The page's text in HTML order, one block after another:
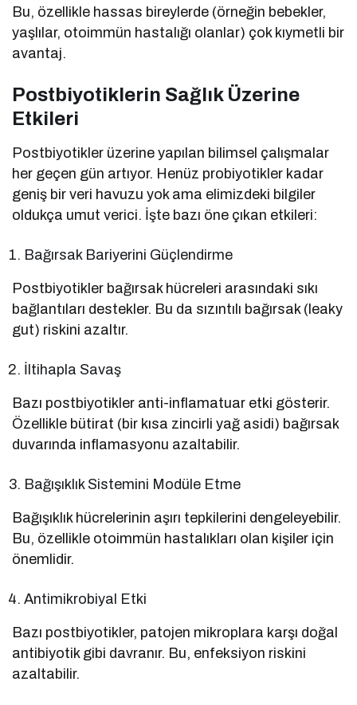
Bu, özellikle hassas bireylerde (örneğin bebekler,
yaşlılar, otoimmün hastalığı olanlar) çok kıymetli bir
avantaj.
Postbiyotiklerin Sağlık Üzerine
Etkileri
Postbiyotikler üzerine yapılan bilimsel çalışmalar
her geçen gün artıyor. Henüz probiyotikler kadar
geniş bir veri havuzu yok ama elimizdeki bilgiler
oldukça umut verici. İşte bazı öne çıkan etkileri:
Bağırsak Bariyerini Güçlendirme
Postbiyotikler bağırsak hücreleri arasındaki sıkı
bağlantıları destekler. Bu da sızıntılı bağırsak (leaky
gut) riskini azaltır.
İltihapla Savaş
Bazı postbiyotikler anti-inflamatuar etki gösterir.
Özellikle bütirat (bir kısa zincirli yağ asidi) bağırsak
duvarında inflamasyonu azaltabilir.
Bağışıklık Sistemini Modüle Etme
Bağışıklık hücrelerinin aşırı tepkilerini dengeleyebilir.
Bu, özellikle otoimmün hastalıkları olan kişiler için
önemlidir.
Antimikrobiyal Etki
Bazı postbiyotikler, patojen mikroplara karşı doğal
antibiyotik gibi davranır. Bu, enfeksiyon riskini
azaltabilir.